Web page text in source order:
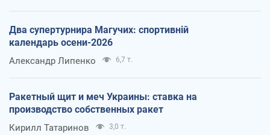
Два супертурнира Магучих: спортивній
календарь осени-2026
Александр Липенко 6,7 т.
Ракетный щит и меч Украины: ставка на
производство собственных ракет
Кирилл Татаринов 3,0 т.